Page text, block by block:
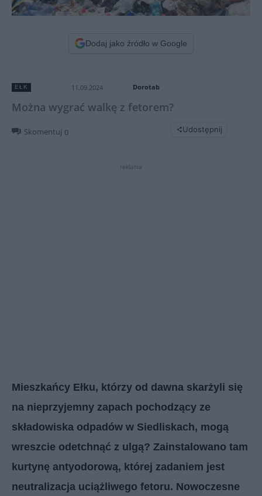
Dodaj jako źródło w Google
EŁK 11.09.2024 Dorotab
Można wygrać walkę z fetorem?
Skomentuj 0 Udostępnij
reklama
Mieszkańcy Ełku, którzy od dawna skarżyli się
na nieprzyjemny zapach pochodzący ze
składowiska odpadów w Siedliskach, mogą
wreszcie odetchnąć z ulgą? Zainstalowano tam
kurtynę antyodorową, której zadaniem jest
neutralizacja uciążliwego fetoru. Nowoczesne